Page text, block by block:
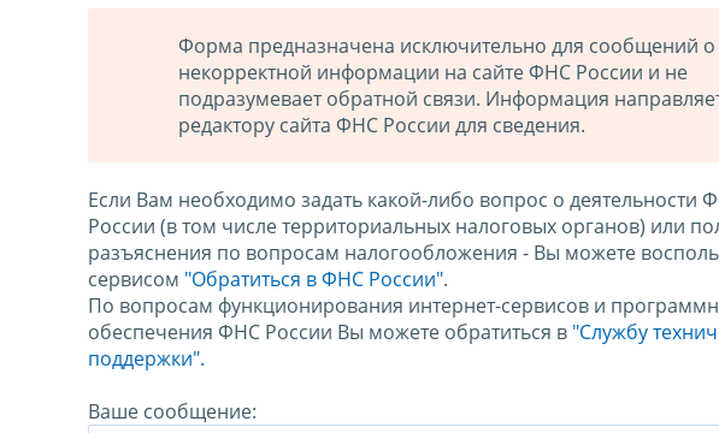
Форма предназначена исключительно для сообщений о
некорректной информации на сайте ФНС России и не
подразумевает обратной связи. Информация
редактору сайта ФНС России для сведения.
Если Вам необходимо задать какой-либо вопрос о деятельности
России (в том числе территориальных налоговых органов) или
разъяснения по вопросам налогообложения - Вы можете
сервисом "Обратиться в ФНС России".
По вопросам функционирования интернет-сервисов и
обеспечения ФНС России Вы можете обратиться в "Службу
поддержки".
Ваше сообщение: